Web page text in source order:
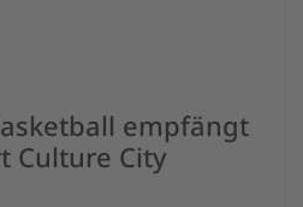
empfängt
Culture City